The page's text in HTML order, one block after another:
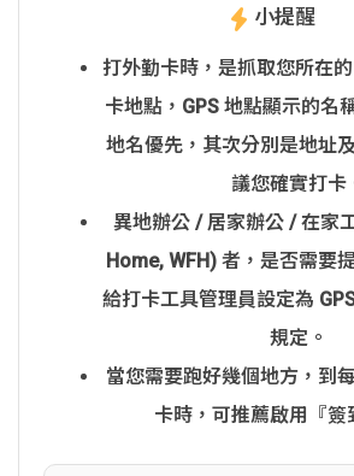
小提醒
打外勤卡時，是抓取您所在
卡地點，GPS 地點顯示的名
地名優先，其次分別是地址
議您確實打卡
異地辦公 / 居家辦公 / 在家
Home, WFH) 者，是否需要
給打卡工具管理員設定為
規定。
當您需要跑好幾個地方，到
卡時，可推薦啟用『簽